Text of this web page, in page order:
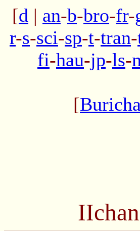
[d | an-b-bro-fr-
r-s-sci-sp-t-tran-
fi-hau-jp-ls-
[